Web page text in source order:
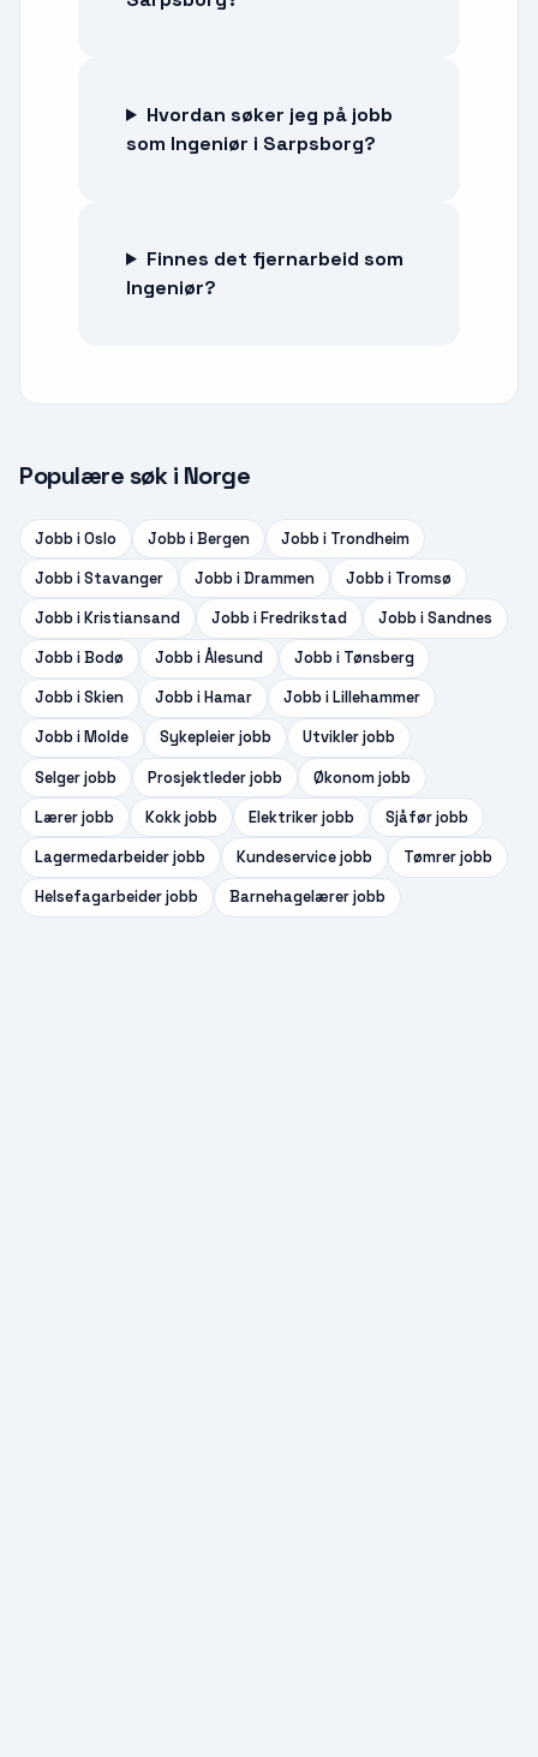
Hvordan søker jeg på jobb
som Ingeniør i Sarpsborg?
Finnes det fjernarbeid som
Ingeniør?
Populære søk i Norge
Jobb iOslo Jobb iBergen Jobb i Trondheim
Jobb iStavanger Jobb iDrammen Jobb i Tromsø
Jobb iKristiansand Jobb iFredrikstad Jobb iSandnes
Jobb iBodø Jobb iÅlesund Jobb i Tønsberg
Jobb iSkien Jobb iHamar Jobb iLillehammer
Jobb iMolde Sykepleierjobb Utviklerjobb
Selgerjobb Prosjektlederjobb Økonomjobb
Lærerjobb Kokkjobb Elektrikerjobb Sjåførjobb
Lagermedarbeiderjobb Kundeservicejobb Tømrerjobb
Helsefagarbeiderjobb Barnehagelærerjobb